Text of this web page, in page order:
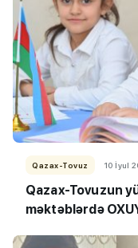
Qazax-Tovuz 10 İyul
Qazax-Tovuzun
məktəblərdə